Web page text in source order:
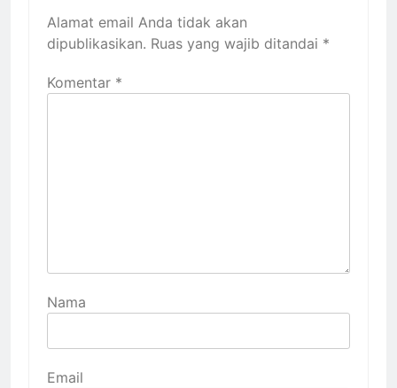
Alamat email Anda tidak akan
dipublikasikan. Ruas yang wajib ditandai *
Komentar *
Nama
Email